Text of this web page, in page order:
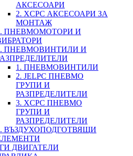
АКСЕСОАРИ
2. XCPC АКСЕСОАРИ ЗА
МОНТАЖ
ПНЕВМОМОТОРИ И
ПНЕВМОВИНТИЛИ И
1. ПНЕВМОВИНТИЛИ
2. JELPC ПНЕВМО
ГРУПИ И
РАЗПРЕДЕЛИТЕЛИ
3. XCPC ПНЕВМО
ГРУПИ И
РАЗПРЕДЕЛИТЕЛИ
ВЪЗДУХОПОДГОТВЯЩИ
ДВИГАТЕЛИ